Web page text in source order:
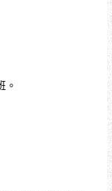
。